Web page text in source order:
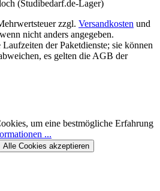
zzgl. Versandkosten und
nicht anders angegeben.
der Paketdienste; sie können
es gelten die AGB der
um eine bestmögliche Erfahrung
...
Alle Cookies akzeptieren